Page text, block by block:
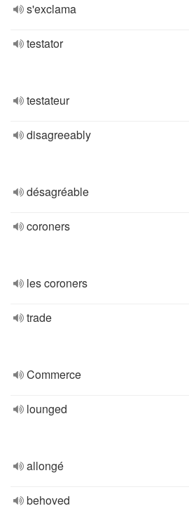
s'exclama
testator
testateur
disagreeably
désagréable
coroners
les coroners
trade
Commerce
lounged
allongé
behoved